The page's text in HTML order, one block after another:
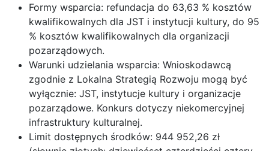
Formy wsparcia: refundacja do 63,63 % kosztów
kwalifikowalnych dla JST i instytucji kultury, do 95
% kosztów kwalifikowalnych dla organizacji
pozarządowych.
Warunki udzielania wsparcia: Wnioskodawcą
zgodnie z Lokalna Strategią Rozwoju mogą być
wyłącznie: JST, instytucje kultury i organizacje
pozarządowe. Konkurs dotyczy niekomercyjnej
infrastruktury kulturalnej.
Limit dostępnych środków: 944 952,26 zł